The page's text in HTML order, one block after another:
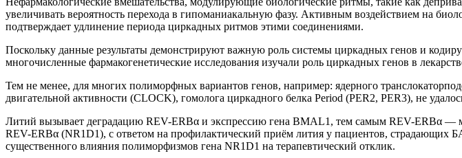
увеличивать вероятность перехода в гипоманиакальную фазу. Активным воздействием на
подтверждает удлинение периода циркадных ритмов этими соединениями.
Поскольку данные результаты демонстрируют важную роль системы циркадных генов и
многочисленные фармакогенетические исследования изучали роль циркадных генов в
Тем не менее, для многих полиморфных вариантов генов, например: ядерного
двигательной активности (CLOCK), гомолога циркадного белка Period (PER2, PER3), не
Литий вызывает деградацию REV-ERBα и экспрессию гена BMAL1, тем самым REV-ERBα —
REV-ERBα (NR1D1), с ответом на профилактический приём лития у пациентов, страдающих
существенного влияния полиморфизмов гена NR1D1 на терапевтический отклик.